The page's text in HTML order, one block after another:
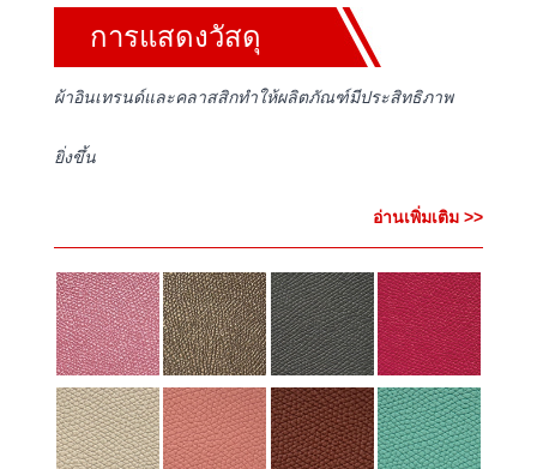
การแสดงวัสดุ
ผ้าอินเทรนด์และคลาสสิกทำให้ผลิตภัณฑ์มีประสิทธิภาพ
ยิ่งขึ้น
อ่านเพิ่มเติม >>